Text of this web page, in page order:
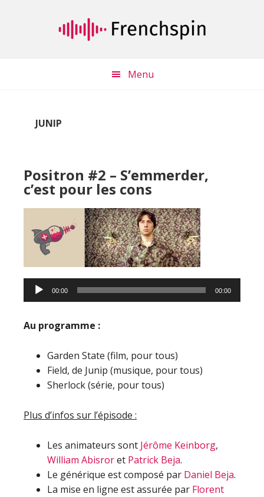
Menu
JUNIP
Positron #2 – S’emmerder,
c’est pour les cons
Lecteur
audio
00:00 00:00
Au programme :
Garden State (film, pour tous)
Field, de Junip (musique, pour tous)
Sherlock (série, pour tous)
Plus d’infos sur l’épisode :
Les animateurs sont Jérôme Keinborg,
William Abisroret Patrick Beja.
Le générique est composé par Daniel Beja.
La mise en ligne est assurée par Florent